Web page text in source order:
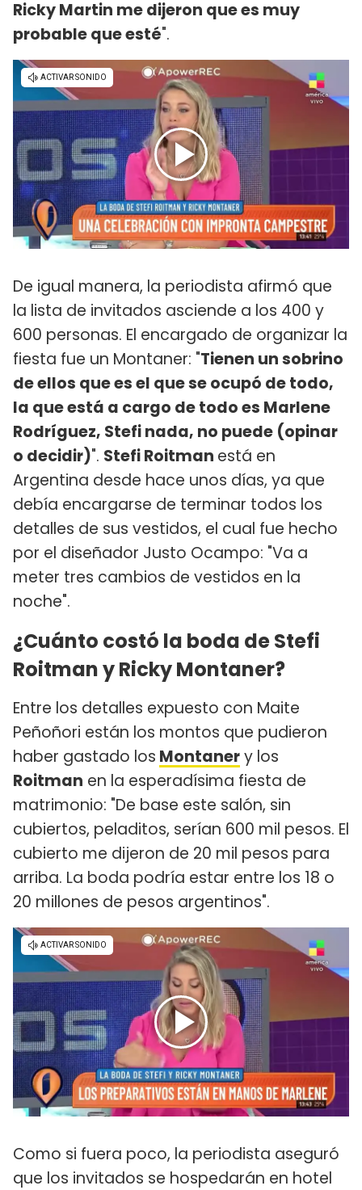
Ricky Martin me dijeron que es muy
probable que esté".
De igual manera, la periodista afirmó que
la lista de invitados asciende a los 400 y
600 personas. El encargado de organizar la
fiesta fue un Montaner: "Tienen un sobrino
de ellos que es el que se ocupó de todo,
la que está a cargo de todo es Marlene
Rodríguez, Stefi nada, no puede (opinar
o decidir)". Stefi Roitman está en
Argentina desde hace unos días, ya que
debía encargarse de terminar todos los
detalles de sus vestidos, el cual fue hecho
por el diseñador Justo Ocampo: "Va a
meter tres cambios de vestidos en la
noche".
¿Cuánto costó la boda de Stefi
Roitman y Ricky Montaner?
Entre los detalles expuesto con Maite
Peñoñori están los montos que pudieron
haber gastado los Montanery los
Roitman en la esperadísima fiesta de
matrimonio: "De base este salón, sin
cubiertos, peladitos, serían 600 mil pesos. El
cubierto me dijeron de 20 mil pesos para
arriba. La boda podría estar entre los 18 o
20 millones de pesos argentinos".
Como si fuera poco, la periodista aseguró
que los invitados se hospedarán en hotel